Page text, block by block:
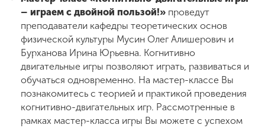
– играем с двойной пользой!» проведут
преподаватели кафедры теоретических основ
физической культуры Мусин Олег Алишерович и
Бурханова Ирина Юрьевна. Когнитивно
двигательные игры позволяют играть, развиваться и
обучаться одновременно. На мастер-классе Вы
познакомитесь с теорией и практикой проведения
когнитивно-двигательных игр. Рассмотренные в
рамках мастер-класса игры Вы можете с успехом